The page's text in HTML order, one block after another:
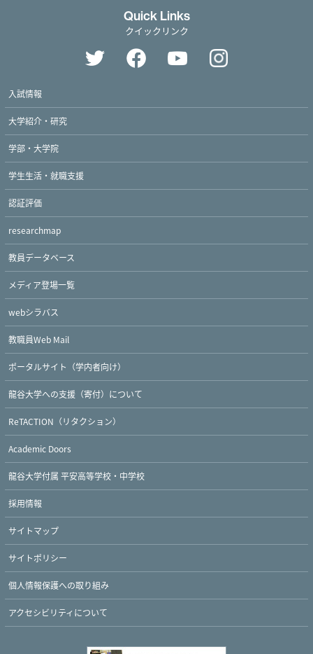
Quick Links
クイックリンク
Twitter FacebookYouTube
入試情報
大学紹介・研究
学部・大学院
学生生活・就職支援
認証評価
researchmap
教員データベース
メディア登場一覧
webシラバス
教職員Web Mail
ポータルサイト（学内者向け）
龍谷大学への支援（寄付）について
ReTACTION（リタクション）
Academic Doors
龍谷大学付属 平安高等学校・中学校
採用情報
サイトマップ
サイトポリシー
個人情報保護への取り組み
アクセシビリティについて